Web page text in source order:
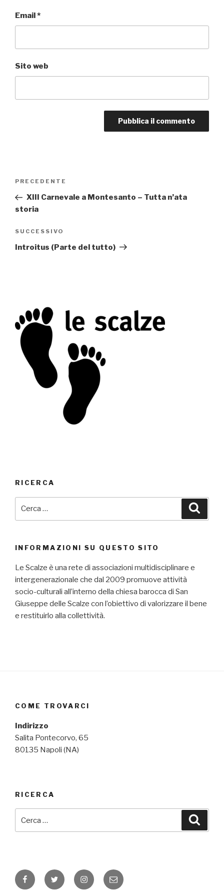
Email*
Sito web
Navigazione
Articolo
precedente:
PRECEDENTE
XIII Carnevale a Montesanto – Tutta n’ata
storia
Articolo
successivo
SUCCESSIVO
Introitus (Parte del tutto)
RICERCA
INFORMAZIONI SU QUESTO SITO
Le Scalze è una rete di associazioni multidisciplinare e
intergenerazionale che dal 2009 promuove attività
socio-culturali all’interno della chiesa barocca di San
Giuseppe delle Scalze con l’obiettivo di valorizzare il bene
e restituirlo alla collettività.
COME TROVARCI
Indirizzo
Salita Pontecorvo, 65
80135 Napoli (NA)
RICERCA
FacebookTwitter InstagramEmail